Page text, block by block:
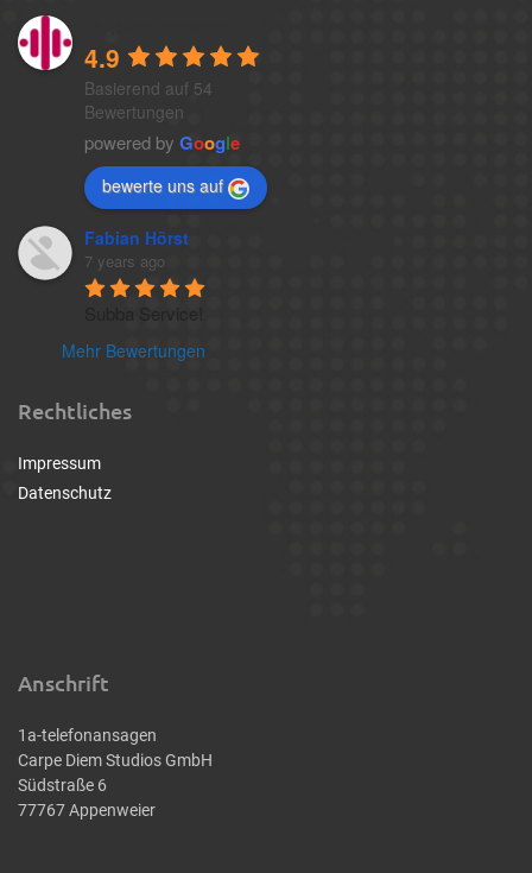
4.9
Basierend auf 54
Bewertungen
powered by Google
bewerte uns auf
Fabian Hörst
7 years ago
Mehr Bewertungen
Rechtliches
Impressum
Datenschutz
Anschrift
1a-telefonansagen
Carpe Diem Studios GmbH
Südstraße 6
77767 Appenweier